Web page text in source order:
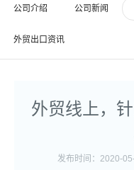
公司介绍 公司新闻
外贸出口资讯
外贸线上，
发布时间：2020-